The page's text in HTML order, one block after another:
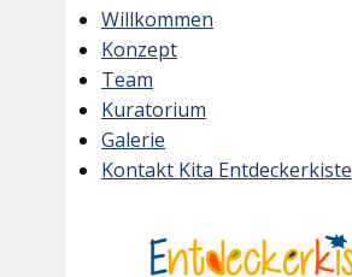
Willkommen
Konzept
Team
Kuratorium
Galerie
Kontakt Kita Entdeckerkiste